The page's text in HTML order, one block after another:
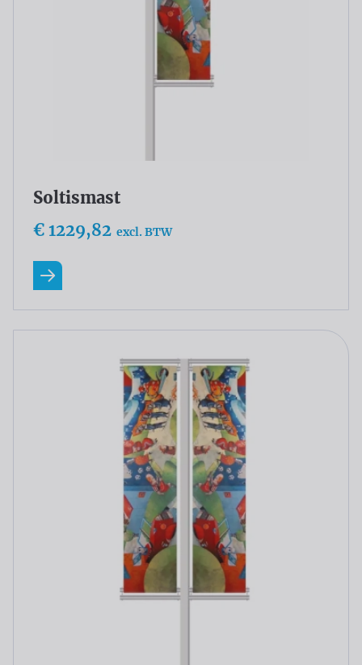
Soltismast
€ 1229,82 excl. BTW
Lees meer